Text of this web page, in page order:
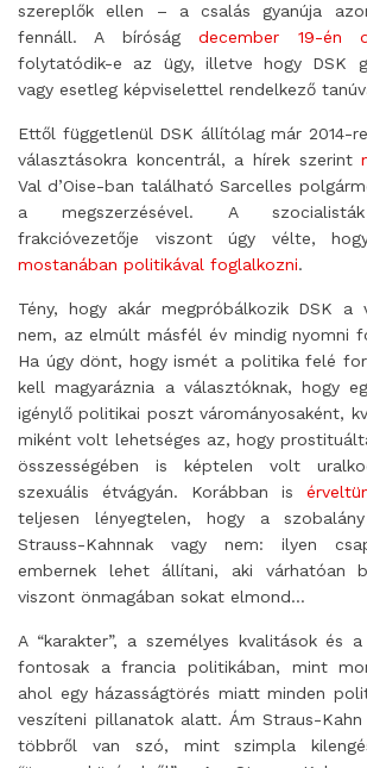
szereplők ellen – a csalás gyanúja
fennáll. A bíróságdecember 19-én
folytatódik-e az ügy, illetve hogy DSK
vagy esetleg képviselettel rendelkező
Ettől függetlenül DSK állítólag már 2014-
választásokra koncentrál, a hírek szerint
Val d’Oise-ban található Sarcelles
a megszerzésével. A szocialisták
frakcióvezetője viszont úgy vélte,
mostanában politikával foglalkozni.
Tény, hogy akár megpróbálkozik DSK a
nem, az elmúlt másfél év mindig nyomni
Ha úgy dönt, hogy ismét a politika felé
kell magyaráznia a választóknak, hogy
igénylő politikai poszt várományosaként,
miként volt lehetséges az, hogy
összességében is képtelen volt
szexuális étvágyán. Korábban is
teljesen lényegtelen, hogy a
Strauss-Kahnnak vagy nem: ilyen
embernek lehet állítani, aki várhatóan
viszont önmagában sokat elmond…
A “karakter”, a személyes kvalitások és
fontosak a francia politikában, mint
ahol egy házasságtörés miatt minden
veszíteni pillanatok alatt. Ám Straus-Kahn
többről van szó, mint szimpla